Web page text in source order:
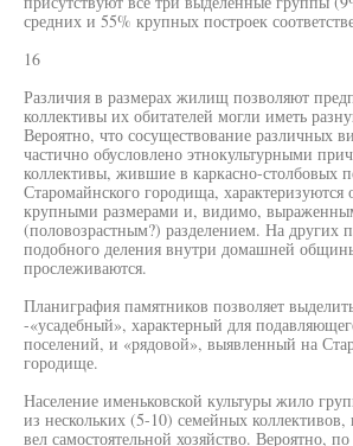
средних и 55% крупных построек
16
Различия в размерах жилищ позволяют
коллективы их обитателей могли иметь
Вероятно, что сосуществование различных
частично обусловлено этнокультурными
коллективы, жившие в каркасно-столбовых
Старомайнского городища, характеризуются
крупными размерами и, видимо,
(половозрастным?) разделением. На других
подобного деления внутри домашней
прослеживаются.
Планиграфия памятников позволяет
-«усадебный», характерный для
поселений, и «рядовой», выявленный на
городище.
Население именьковской культуры жило
из нескольких (5-10) семейных
вел самостоятельной хозяйство. Вероятно,